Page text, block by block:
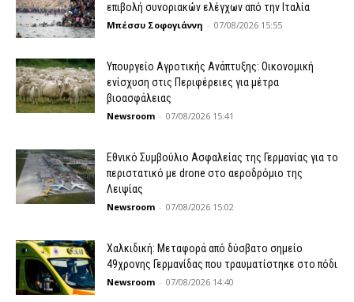
επιβολή συνοριακών ελέγχων από την Ιταλία
Μπέσσυ Σοφογιάννη - 07/08/2026 15:55
Υπουργείο Αγροτικής Ανάπτυξης: Οικονομική
ενίσχυση στις Περιφέρειες για μέτρα
βιοασφάλειας
Newsroom - 07/08/2026 15:41
Εθνικό Συμβούλιο Ασφαλείας της Γερμανίας για το
περιστατικό με drone στο αεροδρόμιο της
Λειψίας
Newsroom - 07/08/2026 15:02
Χαλκιδική: Μεταφορά από δύσβατο σημείο
49χρονης Γερμανίδας που τραυματίστηκε στο πόδι
Newsroom - 07/08/2026 14:40